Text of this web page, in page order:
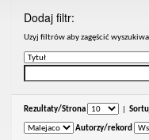
Dodaj filtr:
Uzyj filtrów aby zagęścić
Rezultaty/Strona
Autorzy/rekord